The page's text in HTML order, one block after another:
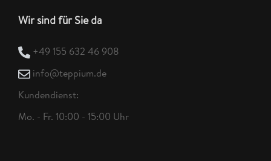
Wir sind für Sie da
+49 155 632 46 908
info@teppium.de
Kundendienst:
Mo. - Fr. 10:00 - 15:00 Uhr